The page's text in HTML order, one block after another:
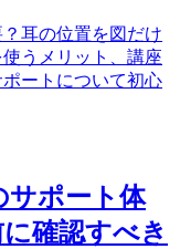
耳の位置を図だけ
うメリット、講座
ートについて初心
サポート体
確認すべき